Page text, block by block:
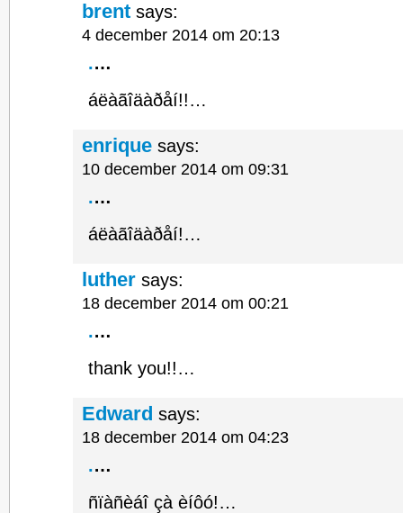
brent says:
4 december 2014 om 20:13
.…
áëàãîäàðåí!!…
enrique says:
10 december 2014 om 09:31
.…
áëàãîäàðåí!…
luther says:
18 december 2014 om 00:21
.…
thank you!!…
Edward says:
18 december 2014 om 04:23
.…
ñïàñèáî çà èíôó!…